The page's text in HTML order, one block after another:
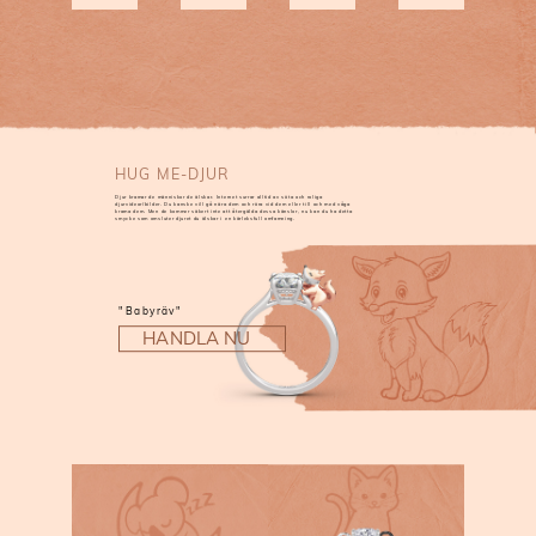
HUG ME-DJUR
Djur kramar de människor de älskar. Internet surrar alltid av söta och roliga
djurvideor/bilder. Du kanske vill gå nära dem och röra vid dem eller till och med våga
krama dem. Men de kommer säkert inte att återgälda dessa känslor, nu kan du ha detta
smycke som omsluter djuret du älskar i en kärleksfull omfamning.
"Babyräv"
HANDLA NU